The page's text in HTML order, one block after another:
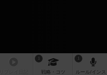
1
戦略 ・コツ
1
ルール/インス